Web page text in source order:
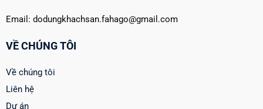
Email: dodungkhachsan.fahago@gmail.com
VỀ CHÚNG TÔI
Về chúng tôi
Liên hệ
Dự án